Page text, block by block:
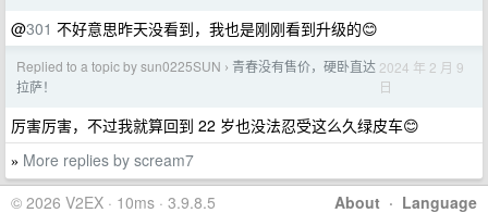
@301 不好意思昨天没看到，我也是刚刚看到升级的😊
Replied to a topic by sun0225SUN › 青春没有售价，硬卧直达
拉萨！
2024 年 2 月 9
日
厉害厉害，不过我就算回到 22 岁也没法忍受这么久绿皮车😊
» More replies by scream7
About · Language
© 2026 V2EX · 10ms · 3.9.8.5